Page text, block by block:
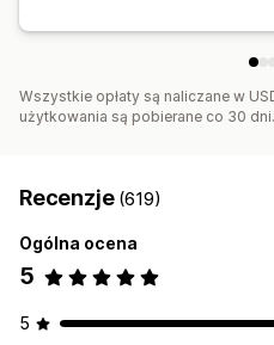
Wszystkie opłaty są naliczane w
użytkowania są pobierane co 30 dni.
Recenzje (619)
Ogólna ocena
5
5